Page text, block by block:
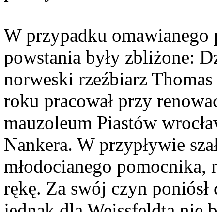
W przypadku
powstania były zbliżone:
norweski rzeźbiarz
roku pracował przy
mauzoleum Piastów
Nankera. W przypływie
młodocianego pomocnika,
rękę. Za swój czyn